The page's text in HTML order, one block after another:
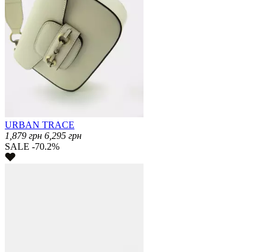
URBAN TRACE
1,879 грн 6,295 грн
SALE -70.2%